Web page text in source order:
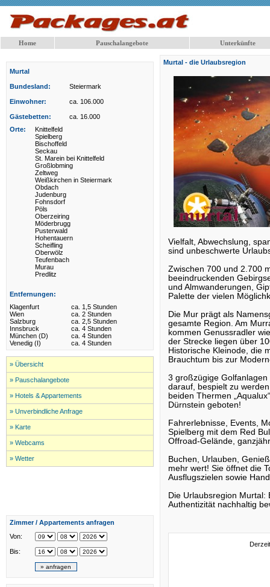
Home Pauschalangebote Unterkünfte
Murtal
Bundesland: Steiermark
Einwohner: ca. 106.000
Gästebetten:
ca. 16.000
Orte:
Knittelfeld
Spielberg
Bischoffeld
Seckau
St. Marein bei Knittelfeld
Großlobming
Zeltweg
Weißkirchen in Steiermark
Obdach
Judenburg
Fohnsdorf
Pöls
Oberzeiring
Möderbrugg
Pusterwald
Hohentauern
Scheifling
Oberwölz
Teufenbach
Murau
Predlitz
Entfernungen:
Klagenfurt
ca. 1,5 Stunden
Wien
ca. 2 Stunden
Salzburg
ca. 2,5 Stunden
Innsbruck
ca. 4 Stunden
München (D)
ca. 4 Stunden
Venedig (I)
ca. 4 Stunden
» Übersicht
» Pauschalangebote
» Hotels & Appartements
» Unverbindliche Anfrage
» Karte
» Webcams
» Wetter
Zimmer / Appartements anfragen
Von:
Bis:
Murtal - die Urlaubsregion
Vielfalt, Abwechslung,
sind unbeschwerte
Zwischen 700 und 2.700
beeindruckenden
und Almwanderungen,
Palette der vielen
Die Mur prägt als
gesamte Region. Am
kommen Genussradler
der Strecke liegen über
Historische Kleinode, die
Brauchtum bis zur
3 großzügige
darauf, bespielt zu
beiden Thermen
Dürnstein geboten!
Fahrerlebnisse, Events,
Spielberg mit dem Red
Offroad-Gelände,
Buchen, Urlauben,
mehr wert! Sie öffnet die
Ausflugszielen sowie
Die Urlaubsregion Murtal:
Authentizität nachhaltig